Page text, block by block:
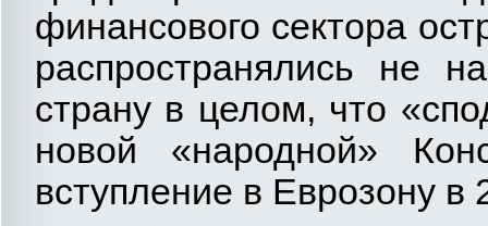
финансового сектора
распространялись не
страну в целом, что
новой «народной»
вступление в Еврозону в